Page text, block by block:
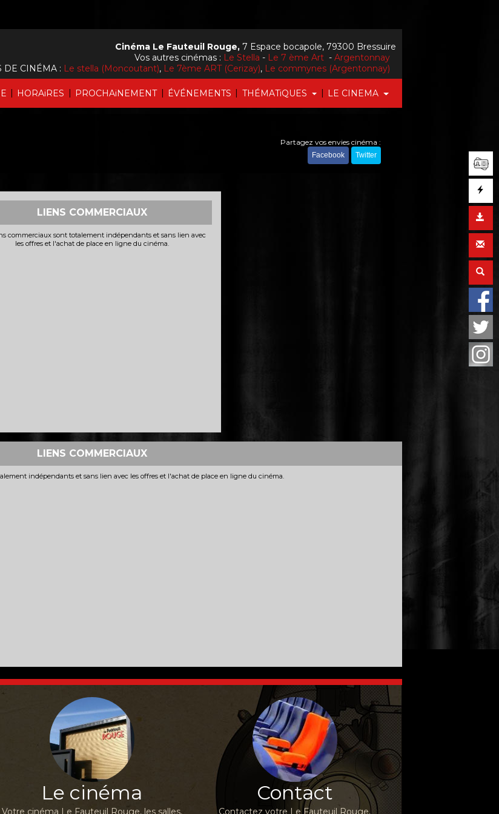
| HORAiRES | PROCHAiNEMENT | ÉVÉNEMENTS | THÉMATiQUES | LE CINEMA
Cinéma Le Fauteuil Rouge, 7 Espace bocapole, 79300 Bressuire
Vos autres cinémas : Le Stella - Le 7 ème Art - Argentonnay
DE CINÉMA : Le stella (Moncoutant), Le 7ème ART (Cerizay), Le commynes (Argentonnay)
Partagez vos envies cinéma :
Facebook Twitter
LIENS COMMERCIAUX
commerciaux sont totalement indépendants et sans lien avec
les offres et l'achat de place en ligne du cinéma.
LIENS COMMERCIAUX
indépendants et sans lien avec les offres et l'achat de place en ligne du cinéma.
Le cinéma
Votre cinéma Le Fauteuil Rouge, les salles,
Contact
Contactez votre Le Fauteuil Rouge,